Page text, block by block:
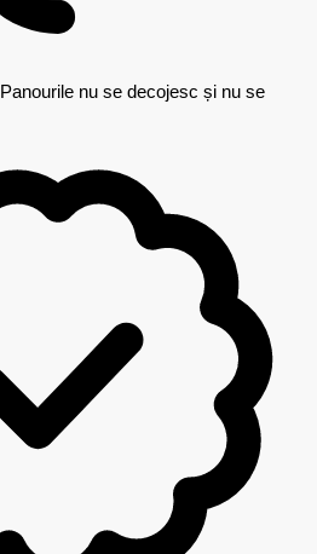
Panourile nu se decojesc și nu se